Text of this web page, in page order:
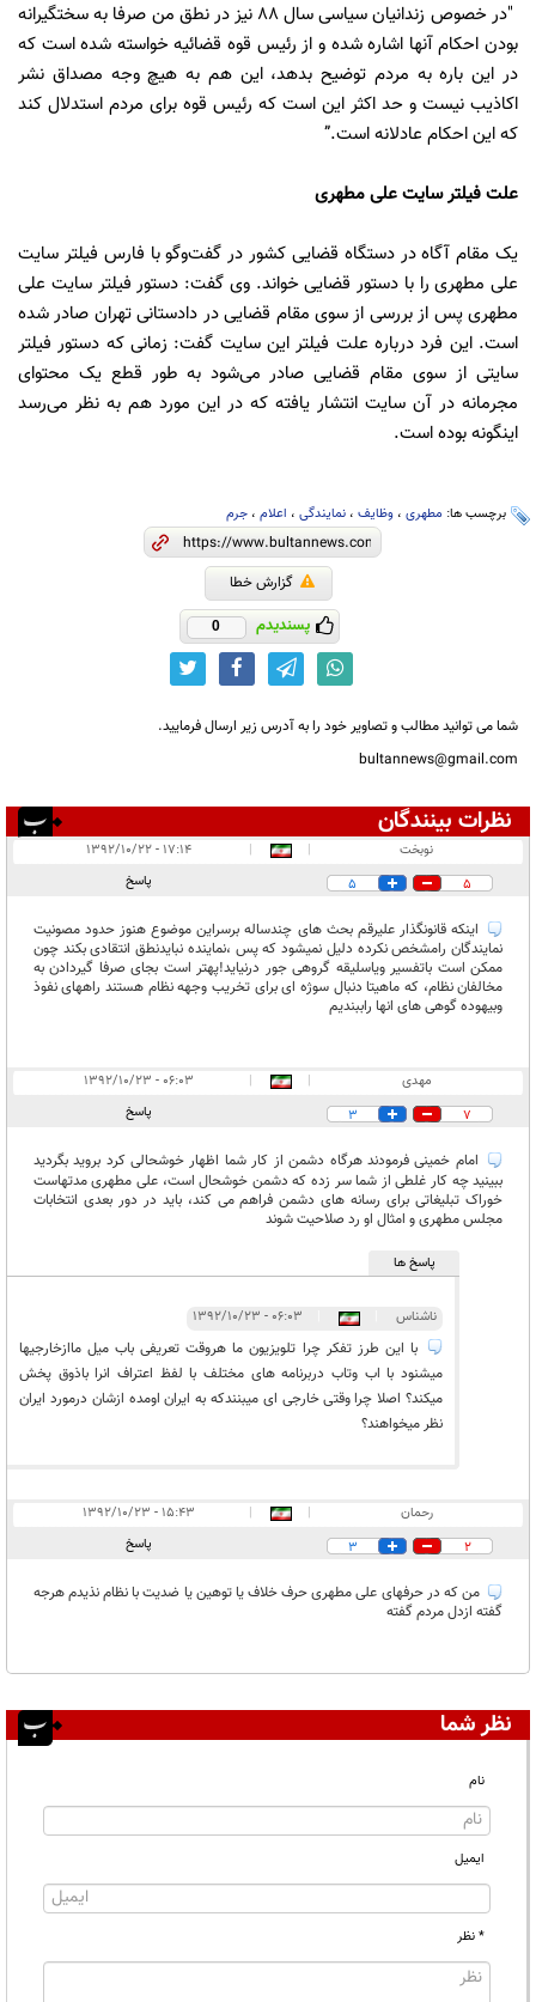
"در خصوص زندانیان سیاسی سال ۸۸ نیز در نطق من صرفا به سختگیرانه
بودن احکام آنها اشاره شده و از رئیس قوه قضائیه خواسته شده است که
در این باره به مردم توضیح بدهد، این هم به هیچ وجه مصداق نشر
اکاذیب نیست و حد اکثر این است که رئیس قوه برای مردم استدلال کند
که این احکام عادلانه است.”
علت فیلتر سایت علی مطهری
یک مقام آگاه در دستگاه قضایی کشور در گفت‌وگو با فارس فیلتر سایت
علی مطهری را با دستور قضایی خواند. وی گفت: دستور فیلتر سایت علی
مطهری پس از بررسی از سوی مقام قضایی در دادستانی تهران صادر شده
است. این فرد درباره علت فیلتر این سایت گفت: زمانی که دستور فیلتر
سایتی از سوی مقام قضایی صادر می‌شود به طور قطع یک محتوای
مجرمانه در آن سایت انتشار یافته که در این مورد هم به نظر می‌رسد
اینگونه بوده است.
برچسب ها: مطهری ، وظایف ، نمایندگی ، اعلام ، جرم
گزارش خطا
پسندیدم 0
شما می توانید مطالب و تصاویر خود را به آدرس زیر ارسال فرمایید.
bultannews@gmail.com
نظرات بینندگان
در انتظار بررسی:۱
نوبخت |
|
۱۷:۱۴ - ۱۳۹۲/۱۰/۲۲
5
5 پاسخ
اینکه قانونگذار علیرقم بحث های چندساله برسراین موضوع هنوز حدود مصونیت
نمایندگان رامشخص نکرده دلیل نمیشود که پس ،نماینده نبایدنطق انتقادی بکند چون
ممکن است باتفسیر ویاسلیقه گروهی جور درنیاید!پهتر است بجای صرفا گیردادن به
مخالفان نظام، که ماهیتا دنبال سوژه ای برای تخریب وجهه نظام هستند راههای نفوذ
وبیهوده گوهی های انها راببندیم
مهدی |
|
۰۶:۰۳ - ۱۳۹۲/۱۰/۲۳
7
3 پاسخ
امام خمینی فرمودند هرگاه دشمن از کار شما اظهار خوشحالی کرد بروید بگردید
ببینید چه کار غلطی از شما سر زده که دشمن خوشحال است، علی مطهری مدتهاست
خوراک تبلیغاتی برای رسانه های دشمن فراهم می کند، باید در دور بعدی انتخابات
مجلس مطهری و امثال او رد صلاحیت شوند
پاسخ ها
ناشناس ۰۶:۰۳ - ۱۳۹۲/۱۰/۲۳
با این طرز تفکر چرا تلویزیون ما هروقت تعریفی باب میل ماازخارجیها
میشنود با اب وتاب دربرنامه های مختلف با لفظ اعتراف انرا باذوق پخش
میکند؟ اصلا چرا وقتی خارجی ای میبنندکه به ایران اومده ازشان درمورد ایران
نظر میخواهند؟
رحمان |
|
۱۵:۴۳ - ۱۳۹۲/۱۰/۲۳
2
3 پاسخ
من که در حرفهای علی مطهری حرف خلاف یا توهین یا ضدیت با نظام نذیدم هرجه
گفته ازدل مردم گفته
نظر شما
نام
ایمیل
* نظر